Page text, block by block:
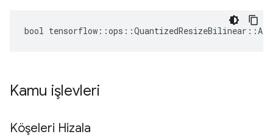
bool
Kamu işlevleri
Köşeleri Hizala